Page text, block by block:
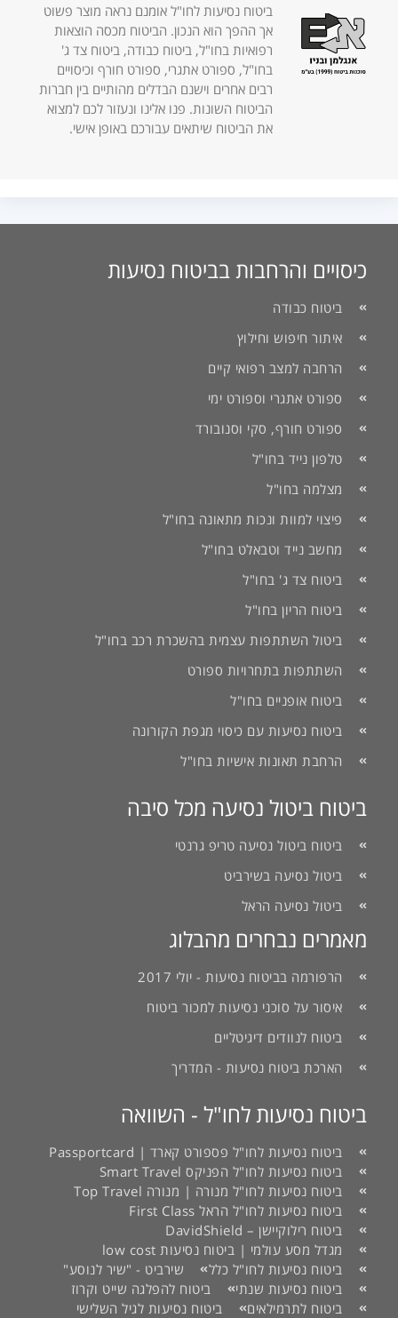
ביטוח נסיעות לחו"ל אומנם נראה מוצר פשוט
אך ההפך הוא הנכון. הביטוח מכסה הוצאות
רפואיות בחו"ל, ביטוח כבודה, ביטוח צד ג'
בחו"ל, ספורט אתגרי, ספורט חורף וכיסויים
רבים אחרים וישנם הבדלים מהותיים בין חברות
הביטוח השונות. פנו אלינו ונעזור לכם למצוא
את הביטוח שיתאים עבורכם באופן אישי.
כיסויים והרחבות בביטוח נסיעות
ביטוח כבודה
איתור חיפוש וחילוץ
הרחבה למצב רפואי קיים
ספורט אתגרי וספורט ימי
ספורט חורף, סקי וסנובורד
טלפון נייד בחו"ל
מצלמה בחו"ל
פיצוי למוות ונכות מתאונה בחו"ל
מחשב נייד וטבאלט בחו"ל
ביטוח צד ג' בחו"ל
ביטוח הריון בחו"ל
ביטול השתתפות עצמית בהשכרת רכב בחו"ל
השתתפות בתחרויות ספורט
ביטוח אופניים בחו"ל
ביטוח נסיעות עם כיסוי מגפת הקורונה
הרחבת תאונות אישיות בחו"ל
ביטוח ביטול נסיעה מכל סיבה
ביטוח ביטול נסיעה טריפ גרנטי
ביטול נסיעה בשירביט
ביטול נסיעה הראל
מאמרים נבחרים מהבלוג
הרפורמה בביטוח נסיעות - יולי 2017
איסור על סוכני נסיעות למכור ביטוח
ביטוח לנוודים דיגיטליים
הארכת ביטוח נסיעות - המדריך
ביטוח נסיעות לחו"ל - השוואה
ביטוח נסיעות לחו"ל פספורט קארד | Passportcard
ביטוח נסיעות לחו"ל הפניקס Smart Travel
ביטוח נסיעות לחו"ל מנורה | מנורה Top Travel
ביטוח נסיעות לחו"ל הראל First Class
ביטוח רילוקיישן – DavidShield
מגדל מסע עולמי | ביטוח נסיעות low cost
ביטוח נסיעות לחו"ל כלל
שירביט - "שיר לנוסע"
ביטוח נסיעות שנתי
ביטוח להפלגה שייט וקרוז
ביטוח לתרמילאים
ביטוח נסיעות לגיל השלישי